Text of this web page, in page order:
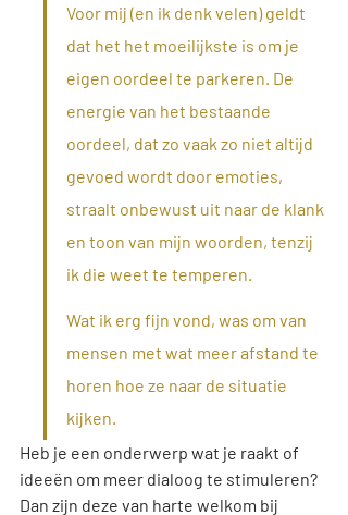
Voor mij (en ik denk velen) geldt
dat het het moeilijkste is om je
eigen oordeel te parkeren. De
energie van het bestaande
oordeel, dat zo vaak zo niet altijd
gevoed wordt door emoties,
straalt onbewust uit naar de klank
en toon van mijn woorden, tenzij
ik die weet te temperen.
Wat ik erg fijn vond, was om van
mensen met wat meer afstand te
horen hoe ze naar de situatie
kijken.
Heb je een onderwerp wat je raakt of
ideeën om meer dialoog te stimuleren?
Dan zijn deze van harte welkom bij